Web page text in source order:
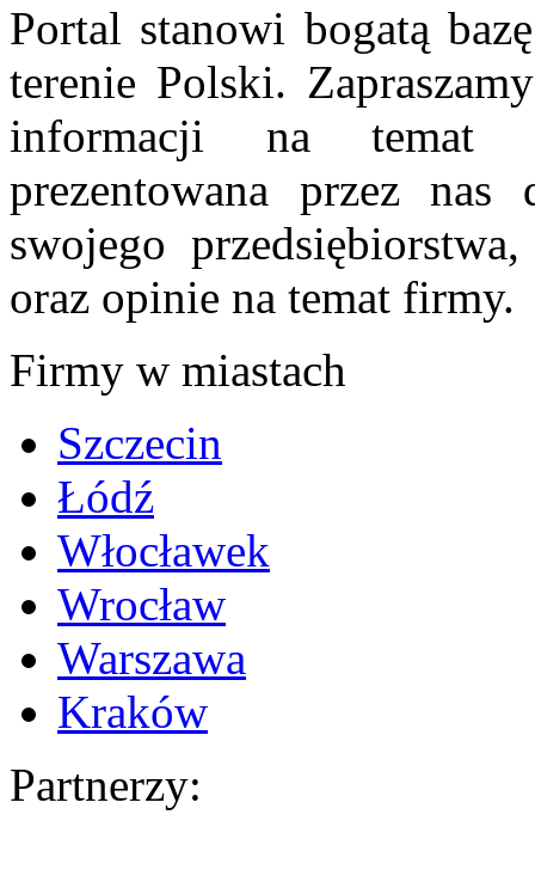
Portal stanowi bogatą
terenie Polski.
informacji na temat
prezentowana przez nas
swojego
oraz opinie na temat firmy.
Firmy w miastach
Szczecin
Łódź
Włocławek
Wrocław
Warszawa
Kraków
Partnerzy: